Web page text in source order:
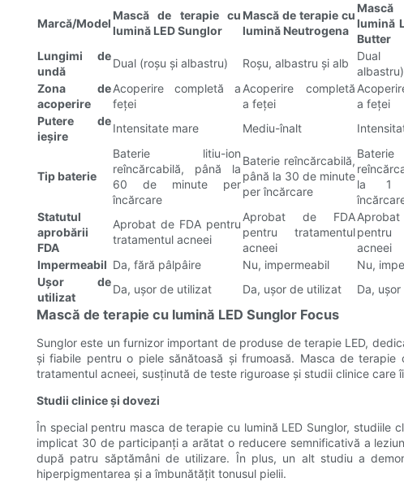
Marcă/Model
Mască de terapie cu
lumină LED Sunglor
Mască de terapie cu
lumină Neutrogena
lumină
Butter
Lungimi de
undă
Dual (roșu și albastru) Roșu, albastru și alb
Dual
albastru)
Zona de
acoperire
Acoperire completă a
feței
Acoperire completă
a feței
a feței
Putere de
ieșire
Intensitate mare Mediu-înalt
Tip baterie
Baterie litiu-ion
reîncărcabilă, până la
60 de minute per
încărcare
Baterie reîncărcabilă,
până la 30 de minute
per încărcare
la 1
Statutul
aprobării
FDA
Aprobat de FDA pentru
tratamentul acneei
Aprobat de FDA
pentru tratamentul
acneei
pentru
acneei
Impermeabil Da, fără pâlpâire Nu, impermeabil Nu,
Ușor de
utilizat
Da, ușor de utilizat Da, ușor de utilizat Da,
Mască de terapie cu lumină LED Sunglor Focus
Sunglor este un furnizor important de produse de terapie LED,
și fiabile pentru o piele sănătoasă și frumoasă. Masca de
tratamentul acneei, susținută de teste riguroase și studii clinice care
Studii clinice și dovezi
În special pentru masca de terapie cu lumină LED Sunglor, studiile
implicat 30 de participanți a arătat o reducere semnificativă a
după patru săptămâni de utilizare. În plus, un alt studiu a
hiperpigmentarea și a îmbunătățit tonusul pielii.